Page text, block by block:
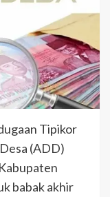
Tipikor
(ADD)
babak akhir